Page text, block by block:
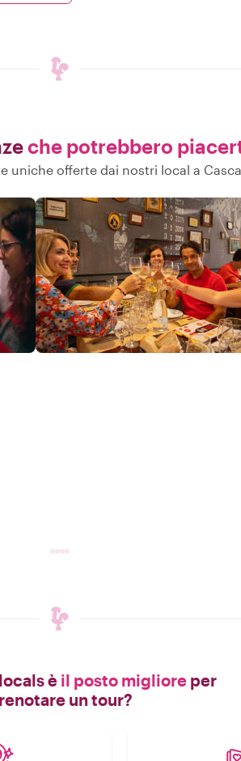
che potrebbero
uniche offerte dai nostri local a
è il posto migliore per
un tour?